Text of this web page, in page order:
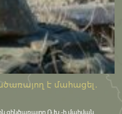
է մահացել․
զինծառայող Ռ.Խ.-ի մահվան